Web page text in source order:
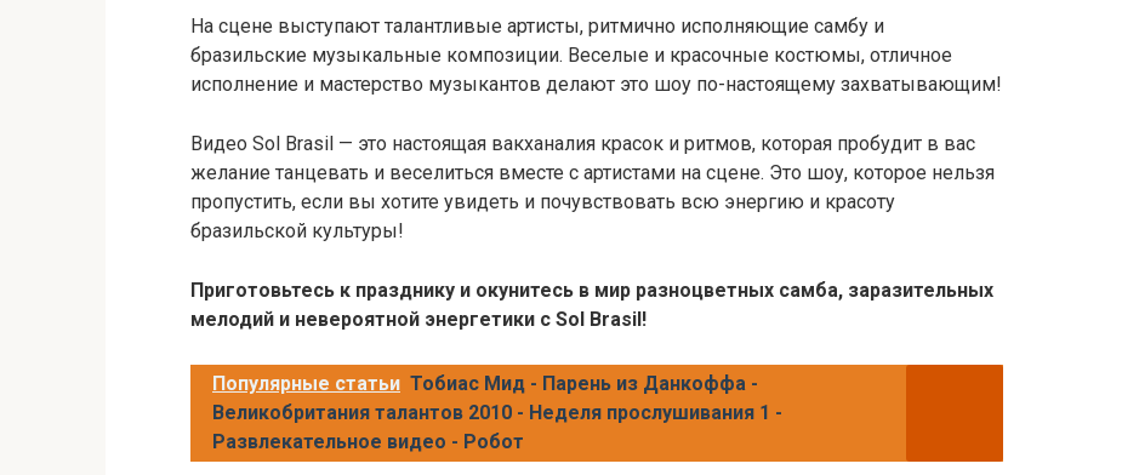
На сцене выступают талантливые артисты, ритмично исполняющие самбу и
бразильские музыкальные композиции. Веселые и красочные костюмы, отличное
исполнение и мастерство музыкантов делают это шоу по-настоящему захватывающим!
Видео Sol Brasil — это настоящая вакханалия красок и ритмов, которая пробудит в вас
желание танцевать и веселиться вместе с артистами на сцене. Это шоу, которое нельзя
пропустить, если вы хотите увидеть и почувствовать всю энергию и красоту
бразильской культуры!
Приготовьтесь к празднику и окунитесь в мир разноцветных самба, заразительных
мелодий и невероятной энергетики с Sol Brasil!
Популярные статьи Тобиас Мид - Парень из Данкоффа -
Великобритания талантов 2010 - Неделя прослушивания 1 -
Развлекательное видео - Робот